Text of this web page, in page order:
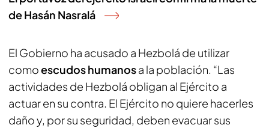
de Hasán Nasralá
El Gobierno ha acusado a Hezbolá de utilizar
comoescudos humanosa la población. “Las
actividades de Hezbolá obligan al Ejército a
actuar en su contra. El Ejército no quiere hacerles
daño y, por su seguridad, deben evacuar sus